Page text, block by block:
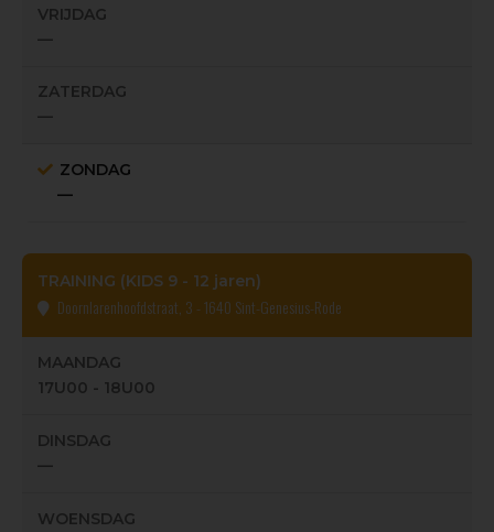
VRIJDAG
—
ZATERDAG
—
ZONDAG
—
TRAINING (KIDS 9 - 12 jaren)
Doornlarenhoofdstraat, 3 - 1640 Sint-Genesius-Rode
MAANDAG
17U00 - 18U00
DINSDAG
—
WOENSDAG